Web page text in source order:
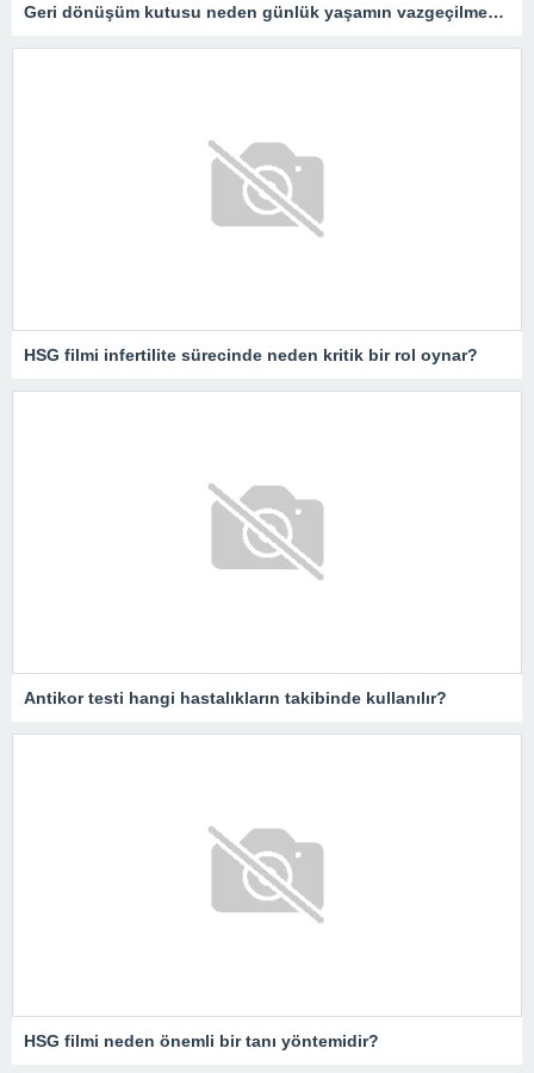
Geri dönüşüm kutusu neden günlük yaşamın vazgeçilmezidir?
HSG filmi infertilite sürecinde neden kritik bir rol oynar?
Antikor testi hangi hastalıkların takibinde kullanılır?
HSG filmi neden önemli bir tanı yöntemidir?